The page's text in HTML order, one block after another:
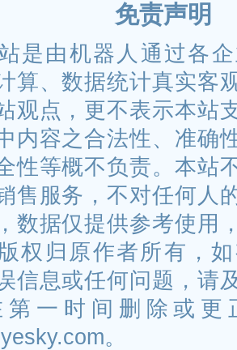
免责声明
是由机器人通过各
算、数据统计真实客
观点，更不表示本站
内容之合法性、准确
性等概不负责。本站
售服务，不对任何人
数据仅提供参考使用
权归原作者所有，
信息或任何问题，请
第一时间删除或更
。